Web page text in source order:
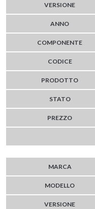
VERSIONE
ANNO
COMPONENTE
CODICE
PRODOTTO
STATO
PREZZO
MARCA
MODELLO
VERSIONE